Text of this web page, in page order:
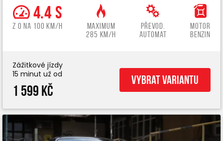
4.4 s
z 0 na 100 km/h
Maximum
285 km/h
Převod.
automat
Motor
benzin
Zážitkové jízdy
15 minut už od
1 599 Kč
Vybrat variantu